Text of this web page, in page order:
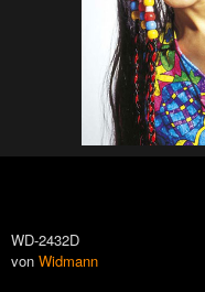
WD-2432D
von Widmann